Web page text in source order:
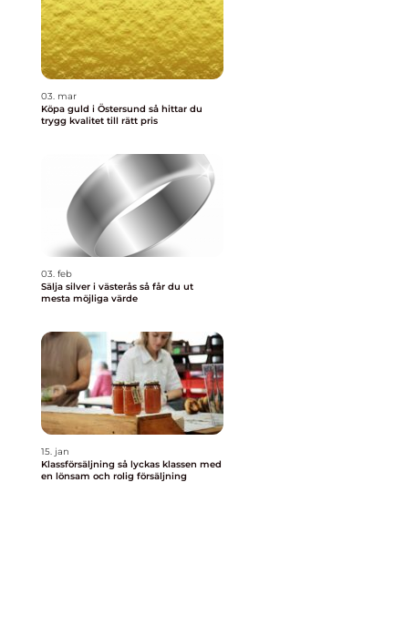
03. mar
Köpa guld i Östersund så hittar du
trygg kvalitet till rätt pris
03. feb
Sälja silver i västerås så får du ut
mesta möjliga värde
15. jan
Klassförsäljning så lyckas klassen med
en lönsam och rolig försäljning